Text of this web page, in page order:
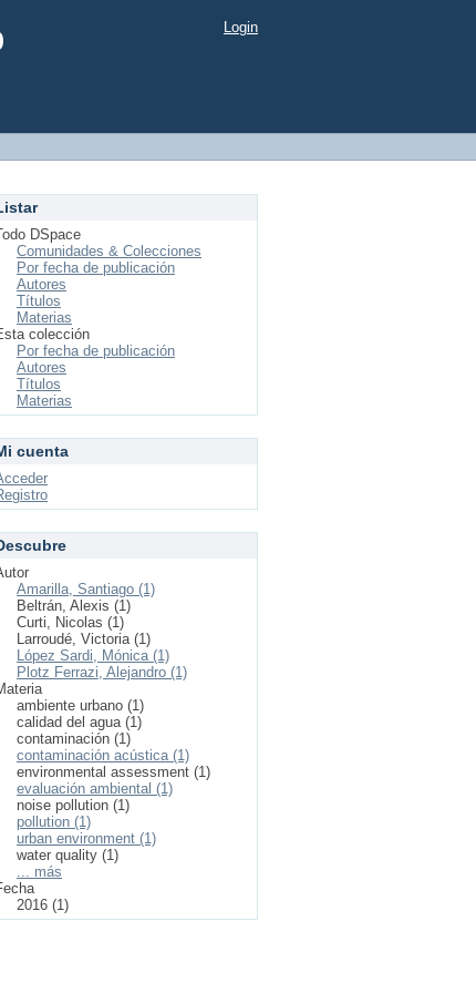
Login
DSpace
Comunidades & Colecciones
Por fecha de publicación
Autores
Títulos
Materias
colección
Por fecha de publicación
Autores
Títulos
Materias
cuenta
Amarilla, Santiago (1)
Beltrán, Alexis (1)
Curti, Nicolas (1)
Larroudé, Victoria (1)
López Sardi, Mónica (1)
Plotz Ferrazi, Alejandro (1)
ambiente urbano (1)
calidad del agua (1)
contaminación (1)
contaminación acústica (1)
environmental assessment (1)
evaluación ambiental (1)
noise pollution (1)
pollution (1)
urban environment (1)
water quality (1)
... más
2016 (1)